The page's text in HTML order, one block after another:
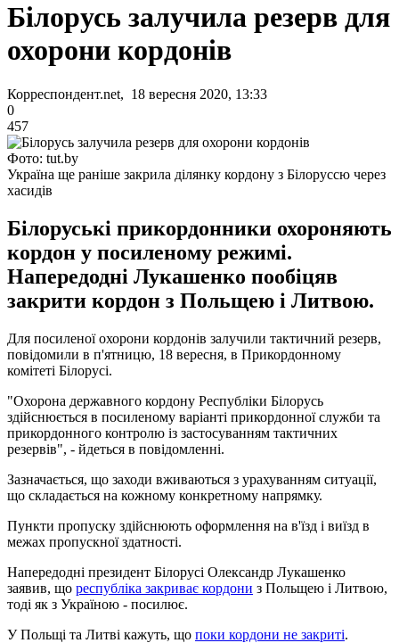
Білорусь залучила резерв для
охорони кордонів
Корреспондент.net, 18 вересня 2020, 13:33
0
457
Фото: tut.by
Україна ще раніше закрила ділянку кордону з Білоруссю через
хасидів
Білоруські прикордонники охороняють
кордон у посиленому режимі.
Напередодні Лукашенко пообіцяв
закрити кордон з Польщею і Литвою.
Для посиленої охорони кордонів залучили тактичний резерв,
повідомили в п'ятницю, 18 вересня, в Прикордонному
комітеті Білорусі.
"Охорона державного кордону Республіки Білорусь
здійснюється в посиленому варіанті прикордонної служби та
прикордонного контролю із застосуванням тактичних
резервів", - йдеться в повідомленні.
Зазначається, що заходи вживаються з урахуванням ситуації,
що складається на кожному конкретному напрямку.
Пункти пропуску здійснюють оформлення на в'їзд і виїзд в
межах пропускної здатності.
Напередодні президент Білорусі Олександр Лукашенко
заявив, що республіка закриває кордони з Польщею і Литвою,
тоді як з Україною - посилює.
У Польщі та Литві кажуть, що поки кордони не закриті.